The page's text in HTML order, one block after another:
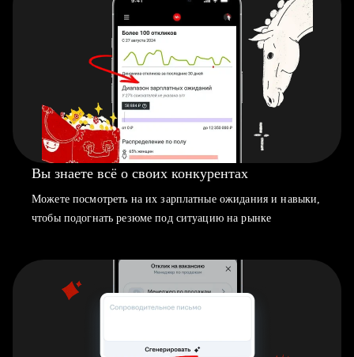
Вы знаете всё о своих конкурентах
Можете посмотреть на их зарплатные ожидания и навыки,
чтобы подогнать резюме под ситуацию на рынке